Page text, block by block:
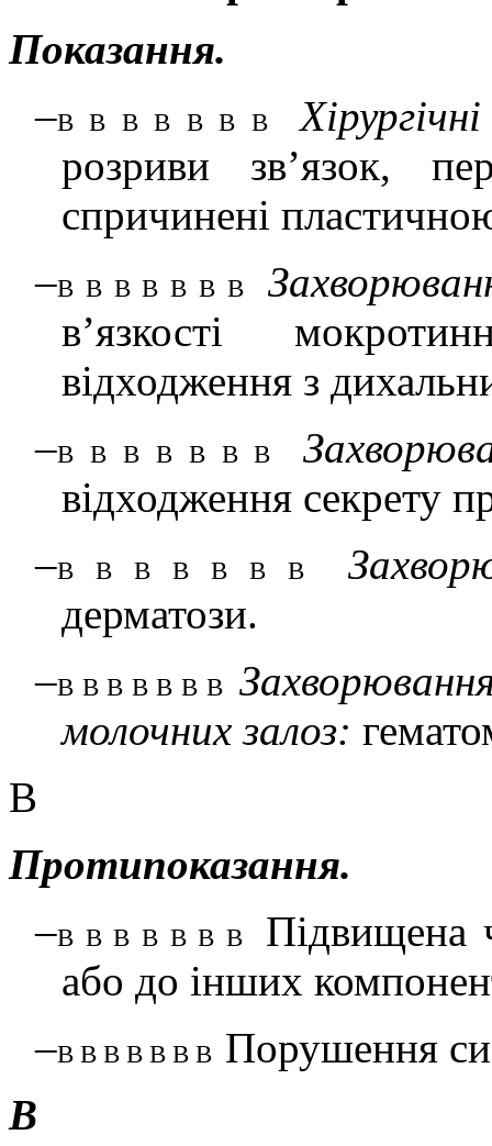
Показання.
–В В В В В В В
розриви зв’язок,
спричинені
–В В В В В В В
в’язкості
відходження з
–В В В В В В В
відходження секрету
–В В В В В В В
дерматози.
–В В В В В В В
молочних залоз:
В
Протипоказання.
–В В В В В В В Підвищена
або до інших
–В В В В В В В Порушення
В